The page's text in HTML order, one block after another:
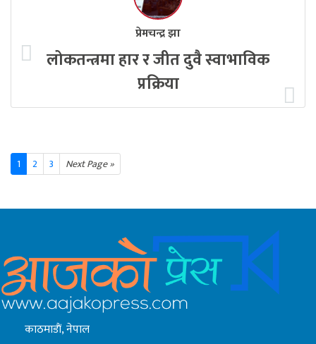
प्रेमचन्द्र झा
लोकतन्त्रमा हार र जीत दुवै स्वाभाविक
प्रक्रिया
1 2 3 Next Page »
काठमाडाैं, नेपाल